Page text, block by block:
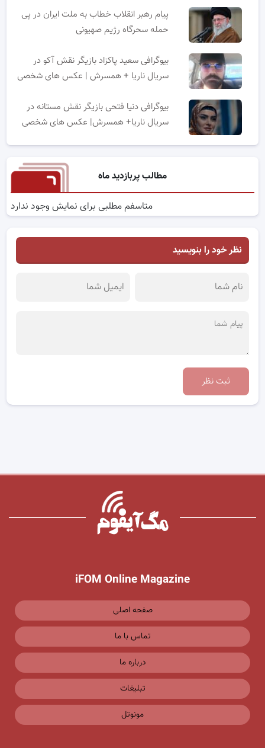
پیام رهبر انقلاب خطاب به ملت ایران در پی
حمله سحرگاه رژیم صهیونی
بیوگرافی سعید پاکزاد بازیگر نقش آکو در
سریال ناریا + همسرش | عکس های شخصی
بیوگرافی دنیا فتحی بازیگر نقش مستانه در
سریال ناریا+ همسرش| عکس های شخصی
مطالب پربازدید ماه
متاسفم مطلبی برای نمایش وجود ندارد
نظر خود را بنویسید
ثبت نظر
iFOM Online Magazine
صفحه اصلی
تماس با ما
درباره ما
تبلیغات
مونوتل